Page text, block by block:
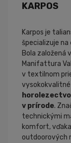
KARPOS
Karpos je
špecializuje na
Bola založená
Manifattura
v textilnom
v prírode.
technickými
komfort,
outdoorových